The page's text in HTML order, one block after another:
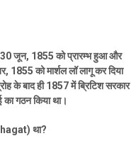
30जून, 1855को प्रारम्भ हुआ और
, 1855को मार्शल लॉ लागू कर दिया
के बाद ही1857में ब्रिटिश सरकार
गठन किया था।
था?